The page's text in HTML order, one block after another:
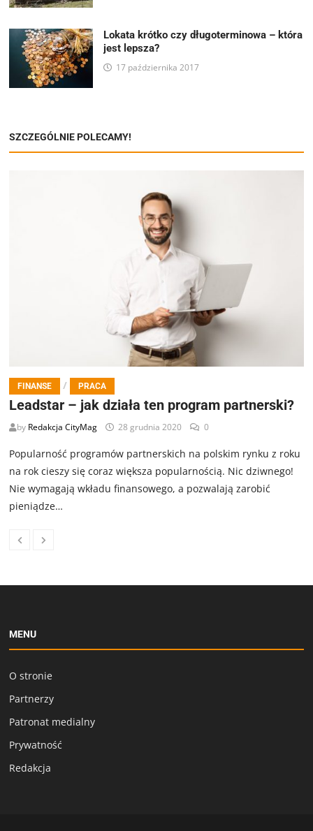
Lokata krótko czy długoterminowa – która
jest lepsza?
17 października 2017
SZCZEGÓLNIE POLECAMY!
FINANSE / PRACA
Leadstar – jak działa ten program partnerski?
by Redakcja CityMag 28 grudnia 2020 0
Popularność programów partnerskich na polskim rynku z roku
na rok cieszy się coraz większa popularnością. Nic dziwnego!
Nie wymagają wkładu finansowego, a pozwalają zarobić
pieniądze…
MENU
O stronie
Partnerzy
Patronat medialny
Prywatność
Redakcja